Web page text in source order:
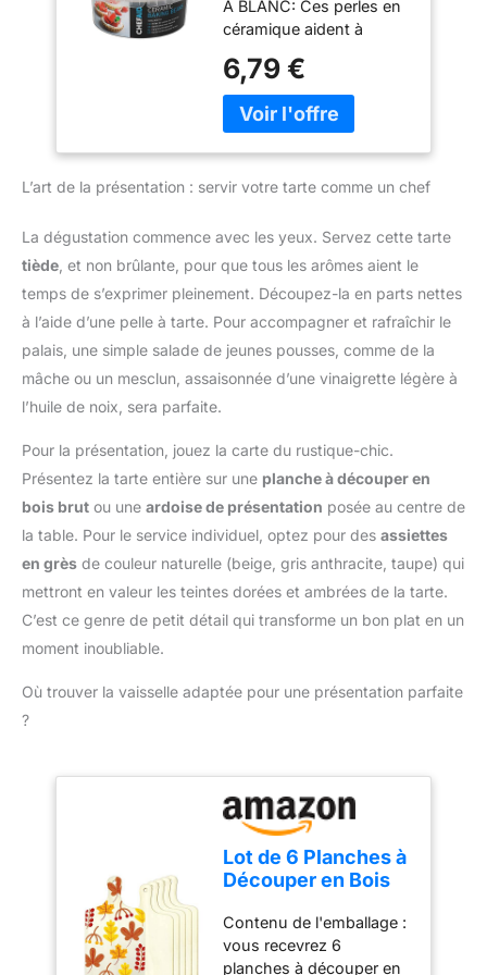
réutiliser : Il suffit de
piquer la pâte, de la
recouvrir de papier
cuisson, puis de verser
les billes avant
d’enfourner. Après
usage, elles se nettoient
simplement à la main.
céramique de qualité
alimentaire, ces perles de
cuisson sont solides,
écologiques et conçues
pour durer de
nombreuses années.
Tala – une référence
fabrication d’ustensiles
de pâtisserie fiables et de
qualité, utilisés par
amateurs et
professionnels.
À BLANC: Ces perles en
céramique aident à
pendant la cuisson, pour
préparer fonds de tarte,
quiches et pies maison
couvre un moule à tarte
facilement après
utilisation dans la boîte
fournie pour garder les
perles ensemble AIDE À
LIMITER LES BULLES:
Réparties sur du papier
cuisson, les perles
les bulles et le
rétrécissement au four
CÉRAMIQUE
RÉSISTANTE À LA
CHALEUR: Les perles
supportent la cuisson au
four et aident à répartir la
chaleur sur le fond de
pâte lors des
ET SIMPLES À
main, séchez les bien
puis rangez les dans la
boîte pour la prochaine
utilisation
6,79 €
L’art de la présentation : servir votre tarte comme un chef
La dégustation commence avec les yeux. Servez cette tarte
tiède, et non brûlante, pour que tous les arômes aient le
temps de s’exprimer pleinement. Découpez-la en parts nettes
à l’aide d’une pelle à tarte. Pour accompagner et rafraîchir le
palais, une simple salade de jeunes pousses, comme de la
mâche ou un mesclun, assaisonnée d’une vinaigrette légère à
l’huile de noix, sera parfaite.
Pour la présentation, jouez la carte du rustique-chic.
Présentez la tarte entière sur une planche à découper en
bois brut ou une ardoise de présentation posée au centre de
la table. Pour le service individuel, optez pour des assiettes
en grès de couleur naturelle (beige, gris anthracite, taupe) qui
mettront en valeur les teintes dorées et ambrées de la tarte.
C’est ce genre de petit détail qui transforme un bon plat en un
moment inoubliable.
Où trouver la vaisselle adaptée pour une présentation parfaite
?
Lot de 6 Planches à
Découper en Bois
Manuels Avec
Poignée et Trou,
Contenu de l'emballage :
vous recevrez 6
planches à découper en